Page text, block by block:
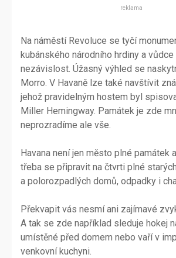
reklama
Na náměstí Revoluce se tyčí
kubánského národního hrdiny a
nezávislost. Úžasný výhled se
Morro. V Havaně lze také navštívit
jehož pravidelným hostem byl
Miller Hemingway. Památek je zde
neprozradíme ale vše.
Havana není jen město plné památek
třeba se připravit na čtvrti plné starých
a polorozpadlých domů, odpadky i
Překvapit vás nesmí ani zajímavé
A tak se zde například sleduje hokej
umístěné před domem nebo vaří v
venkovní kuchyni.